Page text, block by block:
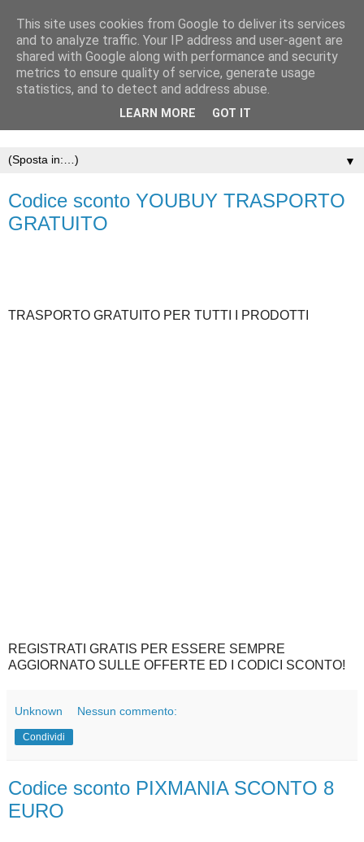
▼
Codice sconto YOUBUY TRASPORTO
GRATUITO
TRASPORTO GRATUITO PER TUTTI I PRODOTTI
REGISTRATI GRATIS PER ESSERE SEMPRE
AGGIORNATO SULLE OFFERTE ED I CODICI SCONTO!
Unknown Nessun commento:
Condividi
Codice sconto PIXMANIA SCONTO 8
EURO
This site uses cookies from Google to deliver its services
and to analyze traffic. Your IP address and user-agent are
shared with Google along with performance and security
metrics to ensure quality of service, generate usage
statistics, and to detect and address abuse.
LEARN MORE GOT IT